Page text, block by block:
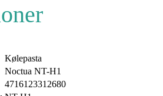
Kølepasta
Noctua NT-H1
4716123312680